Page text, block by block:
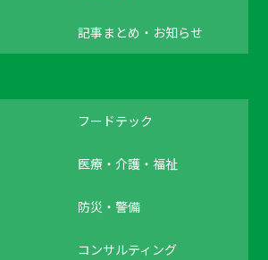
記事まとめ・お知らせ
フードテック
医療・介護・福祉
防災・警備
コンサルティング